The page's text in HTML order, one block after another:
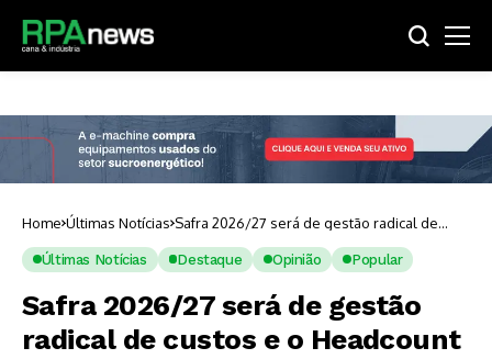
Home Últimas Notícias Safra 2026/27 será de gestão radical de
custos e o Headcount precisa estar no radar
Últimas Notícias Destaque Opinião Popular
Safra 2026/27 será de gestão
radical de custos e o Headcount